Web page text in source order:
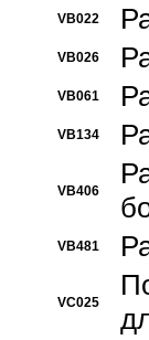
VB022
VB026
VB061
VB134
VB406
VB481
VC025